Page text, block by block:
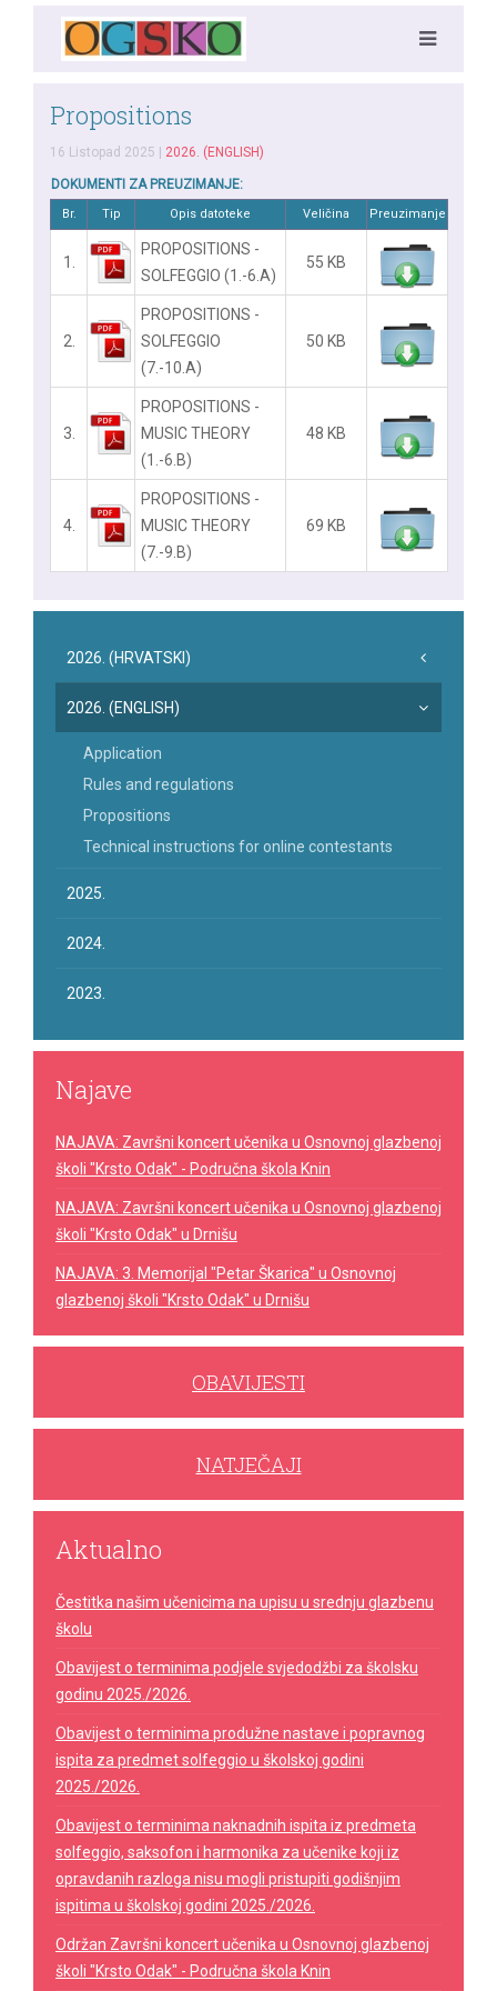
Propositions
16 Listopad 2025 2026. (ENGLISH)
DOKUMENTI ZA PREUZIMANJE:
Br. Tip Opis datoteke Veličina Preuzimanje
1.
PROPOSITIONS -
SOLFEGGIO (1.-6.A)
55 KB
2.
PROPOSITIONS -
SOLFEGGIO
(7.-10.A)
50 KB
3.
PROPOSITIONS -
MUSIC THEORY
(1.-6.B)
48 KB
4.
PROPOSITIONS -
MUSIC THEORY
(7.-9.B)
69 KB
2026. (HRVATSKI)
2026. (ENGLISH)
Application
Rules and regulations
Propositions
Technical instructions for online contestants
2025.
2024.
2023.
Najave
NAJAVA: Završni koncert učenika u Osnovnoj glazbenoj
školi "Krsto Odak" - Područna škola Knin
NAJAVA: Završni koncert učenika u Osnovnoj glazbenoj
školi "Krsto Odak" u Drnišu
NAJAVA: 3. Memorijal "Petar Škarica" u Osnovnoj
glazbenoj školi "Krsto Odak" u Drnišu
OBAVIJESTI
NATJEČAJI
Aktualno
Čestitka našim učenicima na upisu u srednju glazbenu
školu
Obavijest o terminima podjele svjedodžbi za školsku
godinu 2025./2026.
Obavijest o terminima produžne nastave i popravnog
ispita za predmet solfeggio u školskoj godini
2025./2026.
Obavijest o terminima naknadnih ispita iz predmeta
solfeggio, saksofon i harmonika za učenike koji iz
opravdanih razloga nisu mogli pristupiti godišnjim
ispitima u školskoj godini 2025./2026.
Održan Završni koncert učenika u Osnovnoj glazbenoj
školi "Krsto Odak" - Područna škola Knin